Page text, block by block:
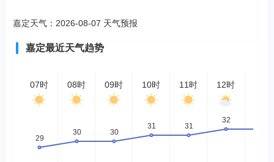
嘉定天气：2026-08-07 天气预报
嘉定最近天气趋势
07时 08时 09时 10时 11时 12时